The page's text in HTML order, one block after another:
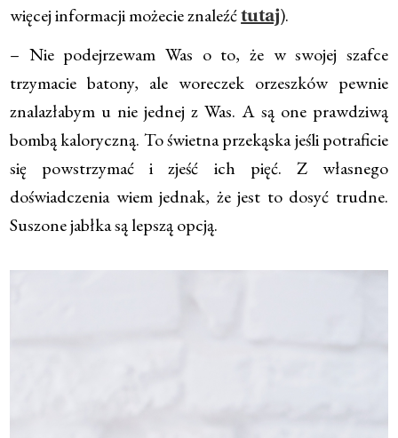
więcej informacji możecie znaleźćtutaj).
– Nie podejrzewam Was o to, że w swojej szafce
trzymacie batony, ale woreczek orzeszków pewnie
znalazłabym u nie jednej z Was. A są one prawdziwą
bombą kaloryczną. To świetna przekąska jeśli potraficie
się powstrzymać i zjeść ich pięć. Z własnego
doświadczenia wiem jednak, że jest to dosyć trudne.
Suszone jabłka są lepszą opcją.